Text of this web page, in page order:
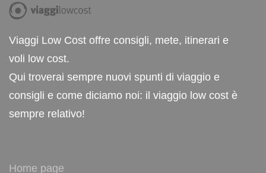
Viaggi Low Cost offre consigli, mete, itinerari e
voli low cost.
Qui troverai sempre nuovi spunti di viaggio e
consigli e come diciamo noi: il viaggio low cost è
sempre relativo!
Home page